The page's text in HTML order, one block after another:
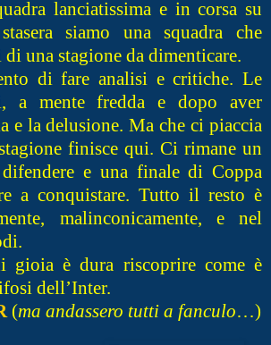
lanciatissima e in corsa su
siamo una squadra che
una stagione da dimenticare.
di fare analisi e critiche. Le
a mente fredda e dopo aver
e la delusione. Ma che ci piaccia
finisce qui. Ci rimane un
e una finale di Coppa
a conquistare. Tutto il resto è
malinconicamente, e nel
gioia è dura riscoprire come è
dell’Inter.
(ma andassero tutti a fanculo…)